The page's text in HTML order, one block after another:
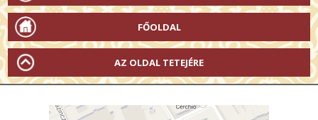
FŐOLDAL
AZ OLDAL TETEJÉRE